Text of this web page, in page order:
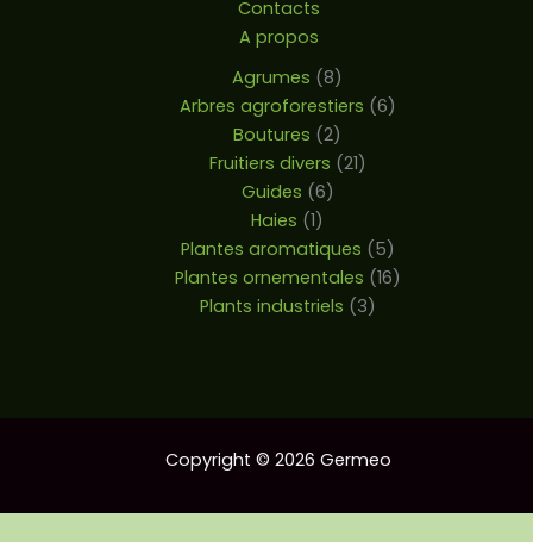
Contacts
A propos
Agrumes 8
Arbres agroforestiers 6
Boutures 2
Fruitiers divers 21
Guides 6
Haies 1
Plantes aromatiques 5
Plantes ornementales 16
Plants industriels 3
Copyright © 2026 Germeo